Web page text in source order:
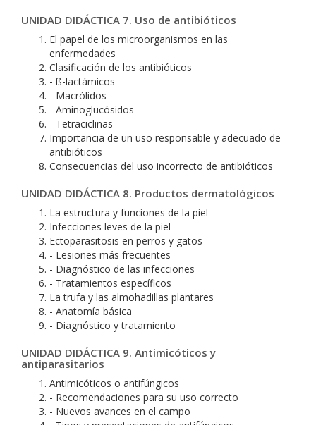
UNIDAD DIDÁCTICA 7. Uso de antibióticos
El papel de los microorganismos en las
enfermedades
Clasificación de los antibióticos
- ß-lactámicos
- Macrólidos
- Aminoglucósidos
- Tetraciclinas
Importancia de un uso responsable y adecuado de
antibióticos
Consecuencias del uso incorrecto de antibióticos
UNIDAD DIDÁCTICA 8. Productos dermatológicos
La estructura y funciones de la piel
Infecciones leves de la piel
Ectoparasitosis en perros y gatos
- Lesiones más frecuentes
- Diagnóstico de las infecciones
- Tratamientos específicos
La trufa y las almohadillas plantares
- Anatomía básica
- Diagnóstico y tratamiento
UNIDAD DIDÁCTICA 9. Antimicóticos y
antiparasitarios
Antimicóticos o antifúngicos
- Recomendaciones para su uso correcto
- Nuevos avances en el campo